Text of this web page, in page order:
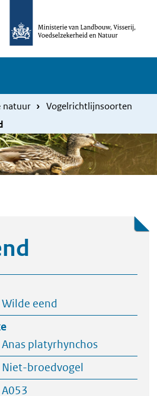
natuur
Vogelrichtlijnsoorten
Wilde eend
Anas platyrhynchos
Niet-broedvogel
A053